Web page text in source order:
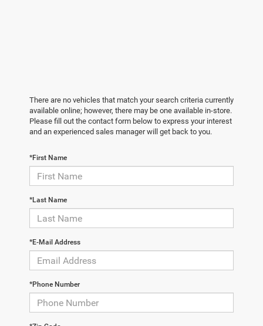
There are no vehicles that match your search criteria currently
available online; however, there may be one available in-store.
Please fill out the contact form below to express your interest
and an experienced sales manager will get back to you.
*First Name
*Last Name
*E-Mail Address
*Phone Number